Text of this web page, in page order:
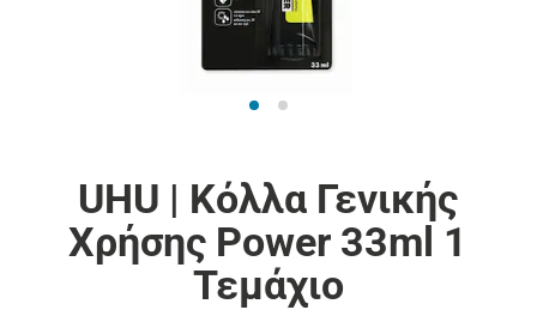
UHU | Κόλλα Γενικής
Χρήσης Power 33ml 1
Τεμάχιο